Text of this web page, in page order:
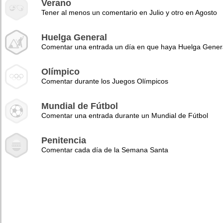
Verano
Tener al menos un comentario en Julio y otro en Agosto
Huelga General
Comentar una entrada un día en que haya Huelga
Olímpico
Comentar durante los Juegos Olímpicos
Mundial de Fútbol
Comentar una entrada durante un Mundial de Fútbol
Penitencia
Comentar cada día de la Semana Santa